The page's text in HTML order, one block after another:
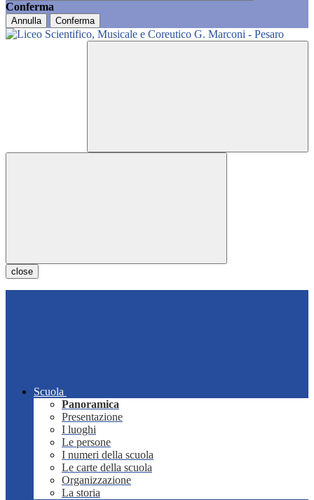
Conferma
Annulla Conferma
close
Scuola
Panoramica
Presentazione
I luoghi
Le persone
I numeri della scuola
Le carte della scuola
Organizzazione
La storia